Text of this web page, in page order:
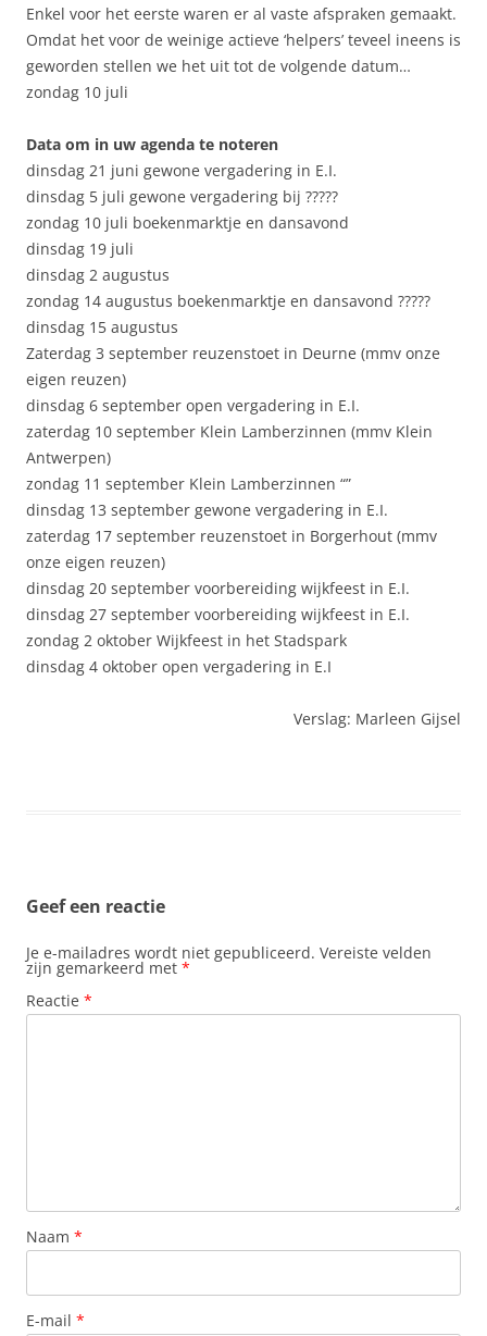
Enkel voor het eerste waren er al vaste afspraken gemaakt.
Omdat het voor de weinige actieve ‘helpers’ teveel ineens is
geworden stellen we het uit tot de volgende datum…
zondag 10 juli
Data om in uw agenda te noteren
dinsdag 21 juni gewone vergadering in E.I.
dinsdag 5 juli gewone vergadering bij ?????
zondag 10 juli boekenmarktje en dansavond
dinsdag 19 juli
dinsdag 2 augustus
zondag 14 augustus boekenmarktje en dansavond ?????
dinsdag 15 augustus
Zaterdag 3 september reuzenstoet in Deurne (mmv onze
eigen reuzen)
dinsdag 6 september open vergadering in E.I.
zaterdag 10 september Klein Lamberzinnen (mmv Klein
Antwerpen)
zondag 11 september Klein Lamberzinnen “”
dinsdag 13 september gewone vergadering in E.I.
zaterdag 17 september reuzenstoet in Borgerhout (mmv
onze eigen reuzen)
dinsdag 20 september voorbereiding wijkfeest in E.I.
dinsdag 27 september voorbereiding wijkfeest in E.I.
zondag 2 oktober Wijkfeest in het Stadspark
dinsdag 4 oktober open vergadering in E.I
Verslag: Marleen Gijsel
Geef een reactie
Je e-mailadres wordt niet gepubliceerd. Vereiste velden
zijn gemarkeerd met *
Reactie *
Naam *
E-mail *